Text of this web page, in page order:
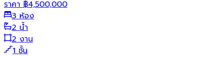
ราคา ฿4,500,000
3 ห้อง
2 น้ำ
2 งาน
1 ชั้น